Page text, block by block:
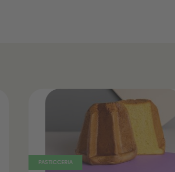
PASTICCERIA